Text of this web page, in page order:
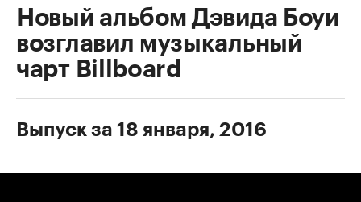
Новый альбом Дэвида Боуи
возглавил музыкальный
чарт Billboard
Выпуск за 18 января, 2016